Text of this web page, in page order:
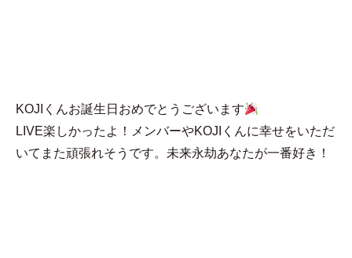
KOJIくんお誕生日おめでとうございます
LIVE楽しかったよ！メンバーやKOJIくんに幸せをいただ
いてまた頑張れそうです。未来永劫あなたが一番好き！